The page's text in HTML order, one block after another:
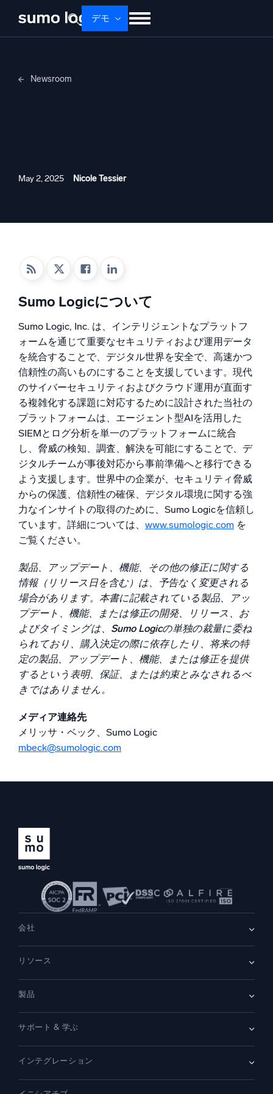
デモ
ドキュメント
監視、トラブルシューティング、自動化、防御
AI/ML 搭載
独自アルゴリズム、機械学習、生成AI
インテリジェントセキュリティ運用
SIEM
脅威を迅速に発見し、より賢く対応
セキュリティ用ログ
強力なログ可視化でクラウドセキュリティを解放
ダイナミックオブザーバビリティ
監視とトラブルシューティング
包括的な可視性で検出・解決
強力な統合
信頼され、認定済み
Newsroom
May 2, 2025 Nicole Tessier
Sumo Logicについて
Sumo Logic, Inc. は、インテリジェントなプラットフ
ォームを通じて重要なセキュリティおよび運用データ
を統合することで、デジタル世界を安全で、高速かつ
信頼性の高いものにすることを支援しています。現代
のサイバーセキュリティおよびクラウド運用が直面す
る複雑化する課題に対応するために設計された当社の
プラットフォームは、エージェント型AIを活用した
SIEMとログ分析を単一のプラットフォームに統合
し、脅威の検知、調査、解決を可能にすることで、デ
ジタルチームが事後対応から事前準備へと移行できる
よう支援します。世界中の企業が、セキュリティ脅威
からの保護、信頼性の確保、デジタル環境に関する強
力なインサイトの取得のために、Sumo Logicを信頼し
ています。詳細については、 www.sumologic.com を
ご覧ください。
製品、アップデート、機能、その他の修正に関する
情報（リリース日を含む）は、予告なく変更される
場合があります。本書に記載されている製品、アッ
プデート、機能、または修正の開発、リリース、お
よびタイミングは、Sumo Logicの単独の裁量に委ね
られており、購入決定の際に依存したり、将来の特
定の製品、アップデート、機能、または修正を提供
するという表明、保証、または約束とみなされるべ
きではありません。
メディア連絡先
メリッサ・ベック、Sumo Logic
mbeck@sumologic.com
会社
採用情報
リーダーシップ
ニュースルーム
お問い合わせ
リソース
顧客事例
デモ
製品
SIEM
セキュリティ用ログ
監視とトラブルシューティング
比較
サポート & 学ぶ
コミュニティ
サポート
プラットフォームステータス
インテグレーション